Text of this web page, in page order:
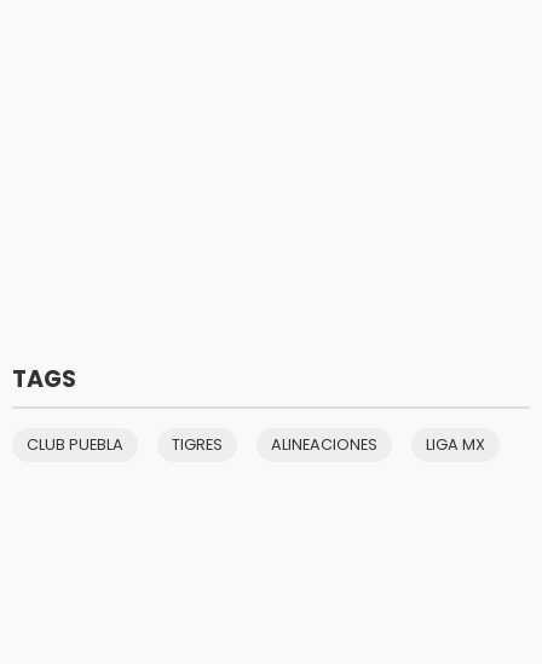
TAGS
CLUB PUEBLA TIGRES ALINEACIONES LIGA MX